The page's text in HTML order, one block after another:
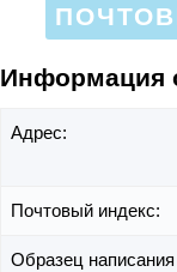
Информация
Адрес:
Почтовый индекс:
Образец написания